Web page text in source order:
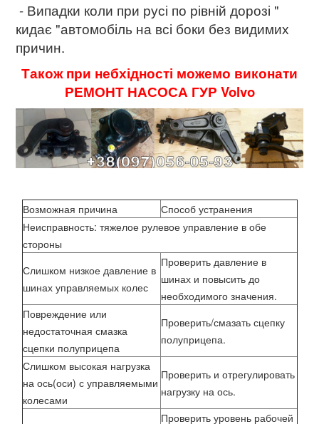
- Випадки коли при русі по рівній дорозі "
кидає "автомобіль на всі боки без видимих ​​
причин.
Також при небхідності можемо виконати
РЕМОНТ НАСОСА ГУР Volvo
Возможная причина
Способ устранения
Неисправность: тяжелое рулевое управление в обе
стороны
Слишком низкое давление в
шинах управляемых колес
Проверить давление в
шинах и повысить до
необходимого значения.
Повреждение или
недостаточная смазка
сцепки полуприцепа
Проверить/смазать сцепку
полуприцепа.
Слишком высокая нагрузка
на ось(оси) с управляемыми
колесами
Проверить и отрегулировать
нагрузку на ось.
Проверить уровень рабочей